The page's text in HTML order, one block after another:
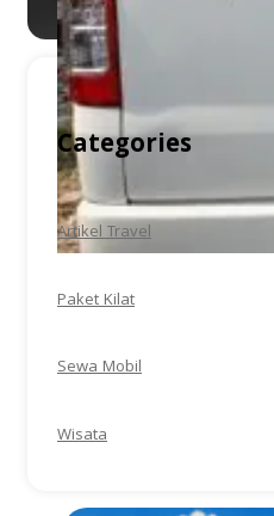
Categories
Artikel Travel
Paket Kilat
Sewa Mobil
Wisata